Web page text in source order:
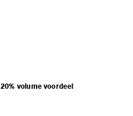
20% volume voordeel